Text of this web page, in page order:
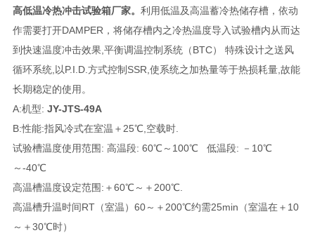
高低温冷热冲击试验箱厂家。 利用低温及高温蓄冷热储存槽，依动
作需要打开DAMPER，将储存槽内之冷热温度导入试验槽内从而达
到快速温度冲击效果,平衡调温控制系统（BTC） 特殊设计之送风
循环系统,以P.I.D.方式控制SSR,使系统之加热量等于热损耗量,故能
长期稳定的使用。
A:机型: JY-JTS-49A
B:性能:指风冷式在室温＋25℃,空载时.
试验槽温度使用范围: 高温段: 60℃～100℃ 低温段: －10℃
～-40℃
高温槽温度设定范围:＋60℃～＋200℃.
高温槽升温时间RT（室温）60～＋200℃约需25min（室温在＋10
～＋30℃时）